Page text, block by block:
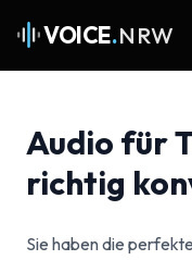
VOICE.NRW
Audio für
richtig
Sie haben die